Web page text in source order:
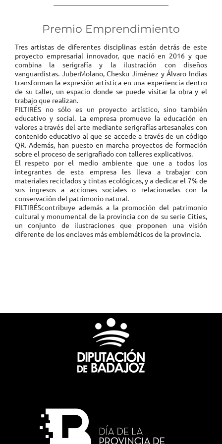
Premio Emprendimiento
Tres artistas de diferentes disciplinas están detrás de este
proyecto empresarial innovador, que nació en 2016 y que
combina la serigrafía y la ilustración con diseños
vanguardistas. JuberMolano, Chesku Jiménez y Álvaro Indias
transforman la expresión artística en una experiencia dentro
de su taller, un espacio donde se puede visitar la obra y el
trabajo que realizan.
FILTIRÉS no sólo es un proyecto artístico, sino también
educativo y social. La empresa promueve la educación en
valores a través del arte mediante serigrafías artesanales con
contenido educativo al que se accede a través de un código
QR. Además, han puesto en marcha proyectos de formación
sobre el proceso de serigrafiado con talleres explicativos.
El respeto por el medio ambiente que une a todos los
integrantes de esta empresa les lleva a trabajar con
materiales reciclados y tintas ecológicas, y a dedicar el 7% de
sus ingresos a acciones sociales o relacionadas con la
conservación del patrimonio natural.
FILTIRÉScontribuye además a la promoción del patrimonio
cultural y monumental de la provincia con de su serie Cities,
un conjunto de ilustraciones que proponen una visión
diferente de los enclaves más emblemáticos de la provincia.